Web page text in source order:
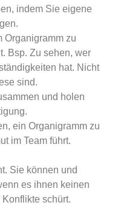
indem Sie eigene
Organigramm zu
Bsp. Zu sehen, wer
hat. Nicht
sind.
und holen
ein Organigramm zu
im Team führt.
Sie können und
es ihnen keinen
schürt.